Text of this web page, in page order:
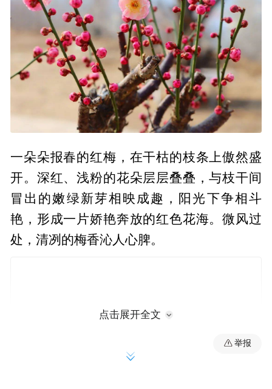
一朵朵报春的红梅，在干枯的枝条上傲然盛
开。深红、浅粉的花朵层层叠叠，与枝干间
冒出的嫩绿新芽相映成趣，阳光下争相斗
艳，形成一片娇艳奔放的红色花海。微风过
处，清冽的梅香沁人心脾。
点击展开全文
举报